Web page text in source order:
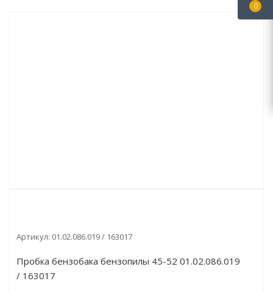
Артикул: 01.02.086.019 / 163017
Пробка бензобака бензопилы 45-52 01.02.086.019
/ 163017
0